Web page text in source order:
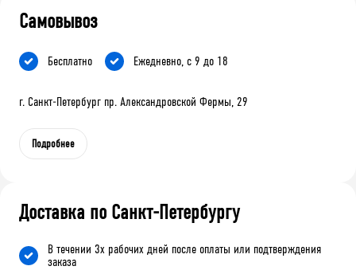
Самовывоз
Бесплатно Ежедневно, с 9 до 18
г. Санкт-Петербург пр. Александровской Фермы, 29
Подробнее
Доставка по Санкт-Петербургу
В течении 3х рабочих дней после оплаты или подтверждения
заказа